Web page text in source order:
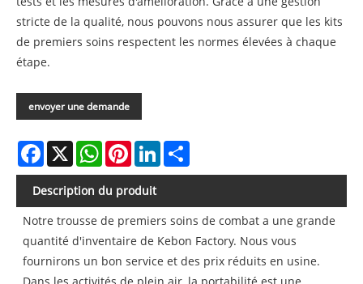
stricte de la qualité, nous pouvons nous assurer que les kits
de premiers soins respectent les normes élevées à chaque
étape.
envoyer une demande
Facebook
X WhatsAppPinterestLinkedIn
Description du produit
Notre trousse de premiers soins de combat a une grande
quantité d'inventaire de Kebon Factory. Nous vous
fournirons un bon service et des prix réduits en usine.